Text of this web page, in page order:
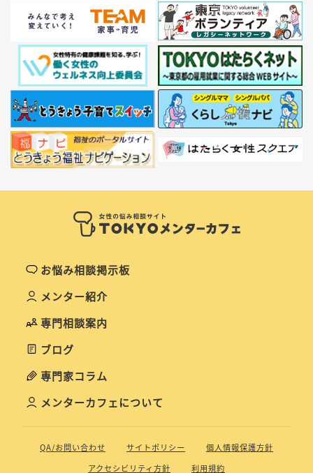
お悩み相談掲示板
メンター紹介
専門相談案内
ブログ
専門家コラム
メンターカフェについて
QA/お問い合わせ サイトポリシー
個人情報保護方針
アクセシビリティ方針
利用規約